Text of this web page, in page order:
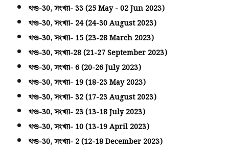
খণ্ড-30, সংখ্যা- 33 (25 May - 02 Jun 2023)
খণ্ড-30, সংখ্যা- 24 (24-30 August 2023)
খণ্ড-30, সংখ্যা- 15 (23-28 March 2023)
খণ্ড-30, সংখ্যা-28 (21-27 September 2023)
খণ্ড-30, সংখ্যা- 6 (20-26 July 2023)
খণ্ড-30, সংখ্যা- 19 (18-23 May 2023)
খণ্ড-30, সংখ্যা- 32 (17-23 August 2023)
খণ্ড-30, সংখ্যা- 23 (13-18 July 2023)
খণ্ড-30, সংখ্যা- 10 (13-19 April 2023)
খণ্ড-30, সংখ্যা- 2 (12-18 December 2023)